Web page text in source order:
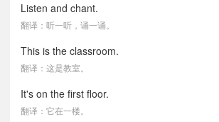
Listen and chant.
翻译：听一听，诵一诵。
This is the classroom.
翻译：这是教室。
It's on the first floor.
翻译：它在一楼。